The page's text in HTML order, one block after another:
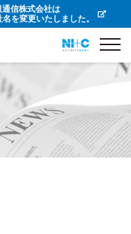
信株式会社は
を変更いたしました。